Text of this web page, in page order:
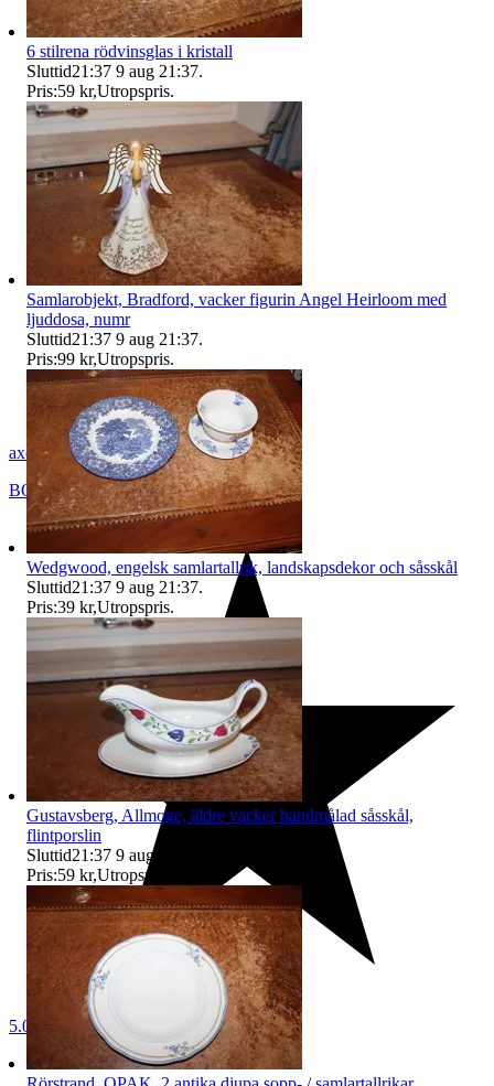
axel_42
BORÅS,Sverige
5.0
6 stilrena rödvinsglas i kristall
Sluttid21:37 9 aug 21:37.
Pris:59 kr,Utropspris.
Samlarobjekt, Bradford, vacker figurin Angel Heirloom med
ljuddosa, numr
Sluttid21:37 9 aug 21:37.
Pris:99 kr,Utropspris.
Wedgwood, engelsk samlartallrik, landskapsdekor och såsskål
Sluttid21:37 9 aug 21:37.
Pris:39 kr,Utropspris.
Gustavsberg, Allmoge, äldre vacker handmålad såsskål,
flintporslin
Sluttid21:37 9 aug 21:37
Pris:59 kr,Utropspris